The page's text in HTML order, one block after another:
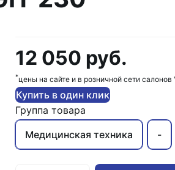
12 050 руб.
*цены на сайте и в розничной сети
Купить в один клик
Группа товара
Медицинская техника
-